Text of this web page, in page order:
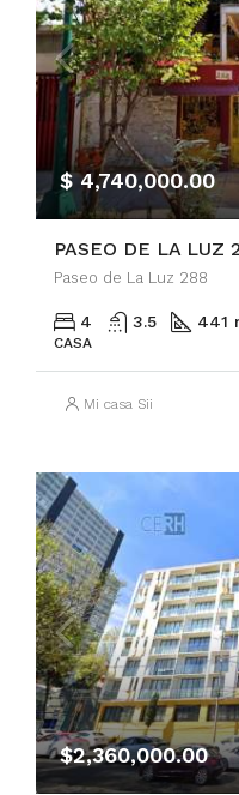
$ 4,740,000.00
Paseo de La Luz 288
4 3.5 441
CASA
Mi casa Sii
$2,360,000.00